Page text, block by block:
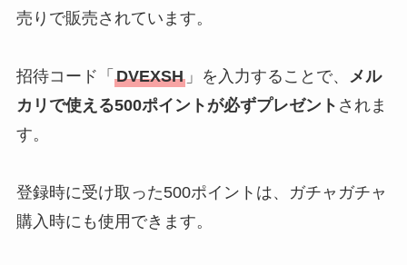
売りで販売されています。
招待コード「 DVEXSH」を入力することで、 メル
カリで使える500ポイントが必ずプレゼント されま
す。
登録時に受け取った500ポイントは、ガチャガチャ
購入時にも使用できます。